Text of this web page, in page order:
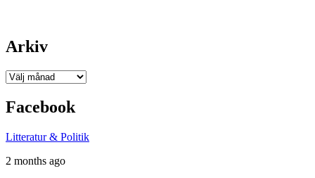
Arkiv
Arkiv
Facebook
Litteratur & Politik
2 months ago